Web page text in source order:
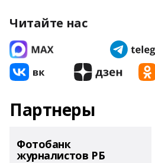
Читайте нас
Партнеры
Фотобанк
журналистов РБ